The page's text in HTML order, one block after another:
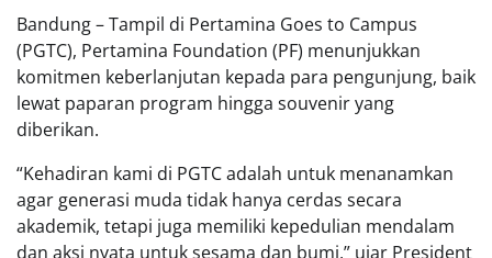
Bandung – Tampil di Pertamina Goes to Campus
(PGTC), Pertamina Foundation (PF) menunjukkan
komitmen keberlanjutan kepada para pengunjung, baik
lewat paparan program hingga souvenir yang
diberikan.
“Kehadiran kami di PGTC adalah untuk menanamkan
agar generasi muda tidak hanya cerdas secara
akademik, tetapi juga memiliki kepedulian mendalam
dan aksi nyata untuk sesama dan bumi,” ujar President